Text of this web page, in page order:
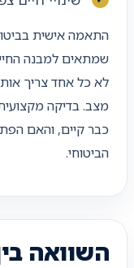
התאמה אישית
שמתאים למבנה
לא כל אחד צריך
מצב. בדיקה
כבר קיים, והאם
הביטוחי.
השוואה